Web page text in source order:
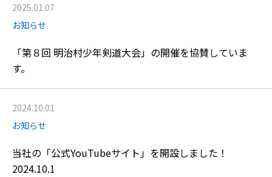
2025.01.07
お知らせ
「第８回 明治村少年剣道大会」の開催を協賛していま
す。
2024.10.01
お知らせ
当社の「公式YouTubeサイト」を開設しました！
2024.10.1